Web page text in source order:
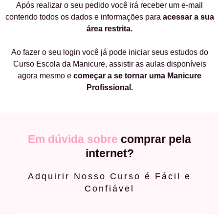
Após realizar o seu pedido você irá receber um e-mail
contendo todos os dados e informações para acessar a sua
área restrita.
Ao fazer o seu login você já pode iniciar seus estudos do
Curso Escola da Manicure, assistir as aulas disponíveis
agora mesmo e começar a se tornar uma Manicure
Profissional.
Em dúvida sobre comprar pela
internet?
Adquirir Nosso Curso é Fácil e
Confiável